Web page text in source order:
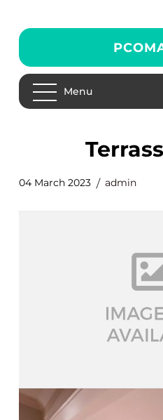
Menu
04 March 2023 admin